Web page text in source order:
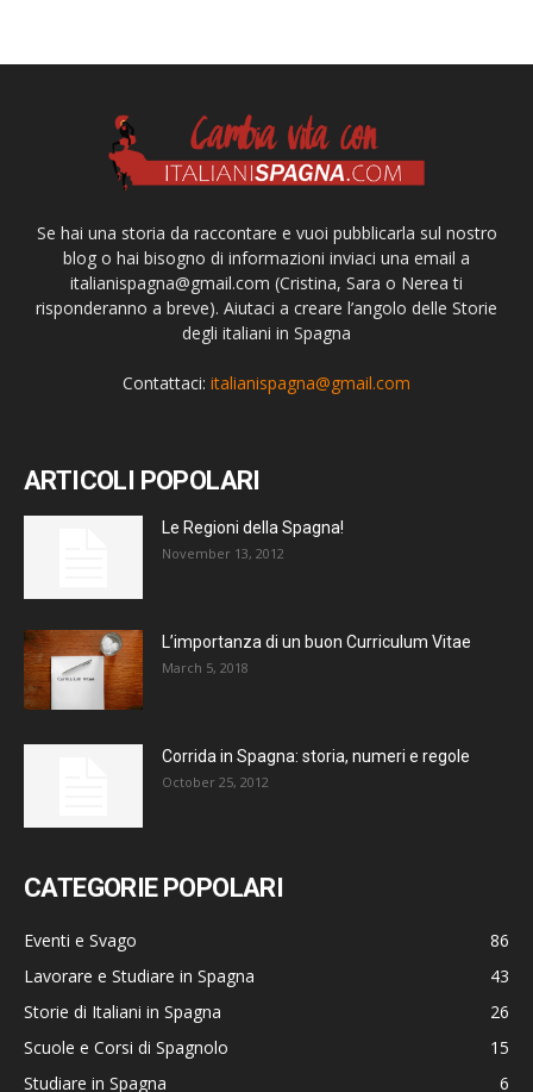
Se hai una storia da raccontare e vuoi pubblicarla sul nostro
blog o hai bisogno di informazioni inviaci una email a
italianispagna@gmail.com (Cristina, Sara o Nerea ti
risponderanno a breve). Aiutaci a creare l’angolo delle Storie
degli italiani in Spagna
Contattaci: italianispagna@gmail.com
ARTICOLI POPOLARI
Le Regioni della Spagna!
November 13, 2012
L’importanza di un buon Curriculum Vitae
March 5, 2018
Corrida in Spagna: storia, numeri e regole
October 25, 2012
CATEGORIE POPOLARI
Eventi e Svago
86
Lavorare e Studiare in Spagna
43
Storie di Italiani in Spagna
26
Scuole e Corsi di Spagnolo
15
Studiare in Spagna
6